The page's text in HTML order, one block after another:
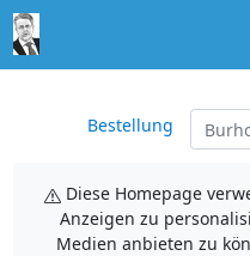
Bestellung
Diese Homepage
Anzeigen zu
Medien anbieten zu